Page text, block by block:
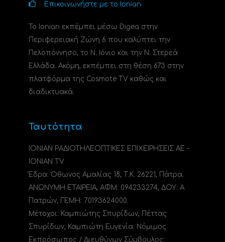
Επικοινωνήστε με το Ionian
Το Ionian εκπέμπει μέσω Digea στην
Περιφερειακή Ζώνη 6 που καλύπτει την
Πελοπόννησο, το N. Ιόνιο και την Ν. Στερεά
Ελλάδα. Ακόμη, εκπέμπει στη θέση 673 στην
πλατφόρμα της Cosmote TV καθώς και
διαδικτυακά.
Ταυτότητα
ΙΟΝΙΑΝ ΡΑΔΙΟΤΗΛΕΟΠΤΙΚΕΣ ΕΠΙΧΕΙΡΗΣΕΙΣ ΑΕ -
IONIAN TV
Έδρα: Όθωνος Αμαλίας 18, Τ.Κ. 26221, Πάτρα.
ΑΝΩΝΥΜΗ ΕΤΑΙΡΕΙΑ, ΑΦΜ: 094233274, ΔΟΥ: A
Πατρών, ΓΕΜΗ: 70193624000.
Μέτοχοι: Καμπιώτης Σπυρίδων, Πέττας
Σπυρίδων, Καμπιώτη Ευγενία. Νόμιμος
Εκπρόσωπος / Διευθύνων Σύμβουλος: